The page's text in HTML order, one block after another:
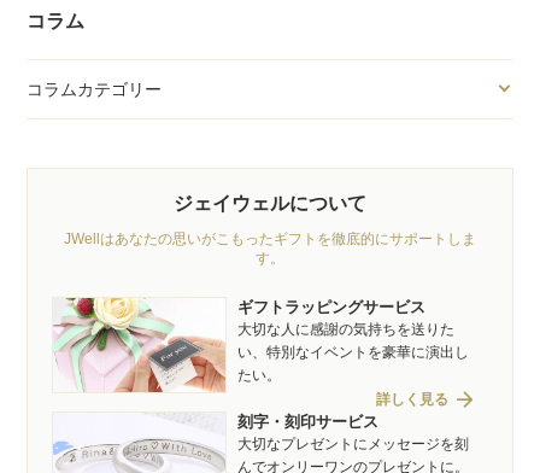
コラム
コラムカテゴリー
ジェイウェルについて
JWellはあなたの思いがこもったギフトを徹底的にサポートしま
す。
ギフトラッピングサービス
大切な人に感謝の気持ちを送りた
い、特別なイベントを豪華に演出し
たい。
詳しく見る arrow_forward
刻字・刻印サービス
大切なプレゼントにメッセージを刻
んでオンリーワンのプレゼントに。